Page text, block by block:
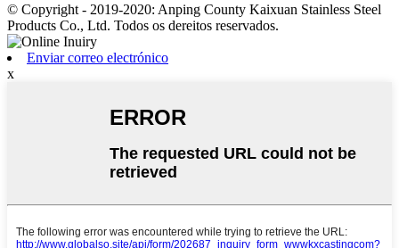
© Copyright - 2019-2020: Anping County Kaixuan Stainless Steel
Products Co., Ltd. Todos os dereitos reservados.
Enviar correo electrónico
x